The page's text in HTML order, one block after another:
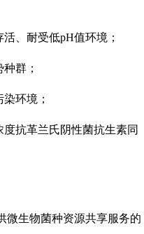
、耐受低pH值环境；
群；
环境；
抗革兰氏阴性菌抗生素同
微生物菌种资源共享服务的